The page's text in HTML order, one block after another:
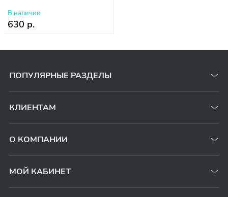
В наличии
630 р.
ПОПУЛЯРНЫЕ РАЗДЕЛЫ
КЛИЕНТАМ
О КОМПАНИИ
МОЙ КАБИНЕТ